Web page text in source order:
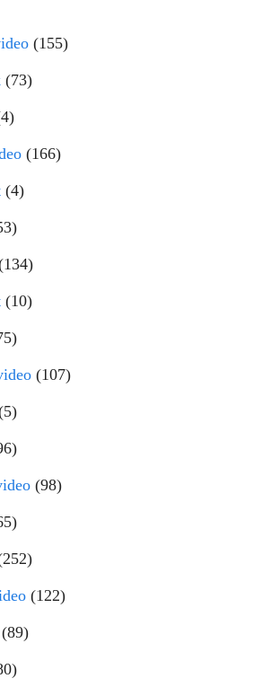
(155)
(73)
(166)
(4)
(10)
(107)
(98)
(122)
(89)